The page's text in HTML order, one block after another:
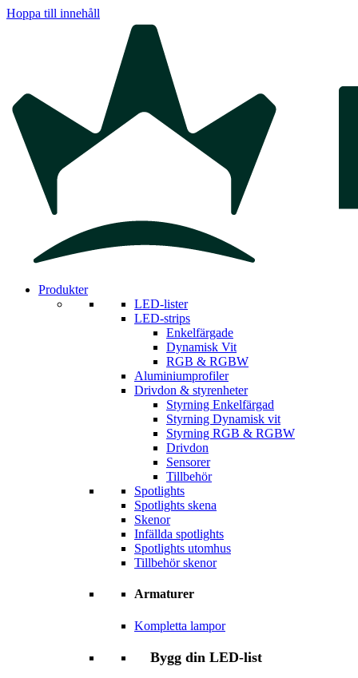
Hoppa till innehåll
Produkter
LED-lister
LED-strips
Enkelfärgade
Dynamisk Vit
RGB & RGBW
Aluminiumprofiler
Drivdon & styrenheter
Styrning Enkelfärgad
Styrning Dynamisk vit
Styrning RGB & RGBW
Drivdon
Sensorer
Tillbehör
Spotlights
Spotlights skena
Skenor
Infällda spotlights
Spotlights utomhus
Tillbehör skenor
Armaturer
Kompletta lampor
Bygg din LED-list